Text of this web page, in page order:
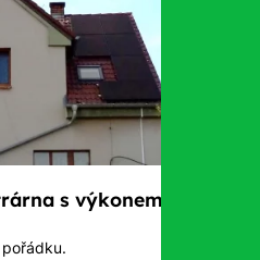
s výkonem 5,4 k